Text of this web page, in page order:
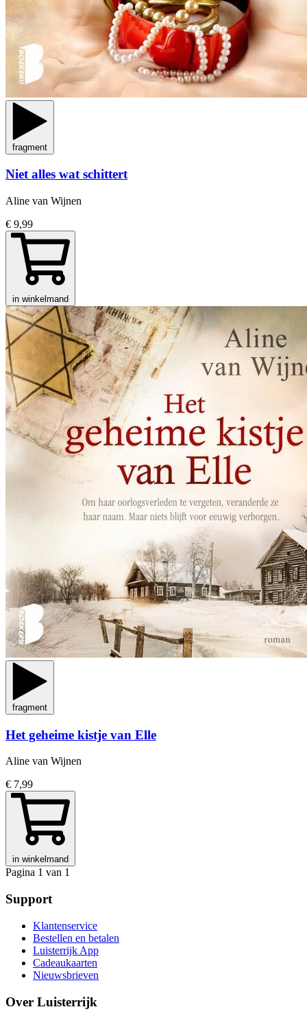
fragment
Niet alles wat schittert
Aline van Wijnen
€ 9,99
in winkelmand
fragment
Het geheime kistje van Elle
Aline van Wijnen
€ 7,99
in winkelmand
Pagina 1 van 1
Support
Klantenservice
Bestellen en betalen
Luisterrijk App
Cadeaukaarten
Nieuwsbrieven
Over Luisterrijk